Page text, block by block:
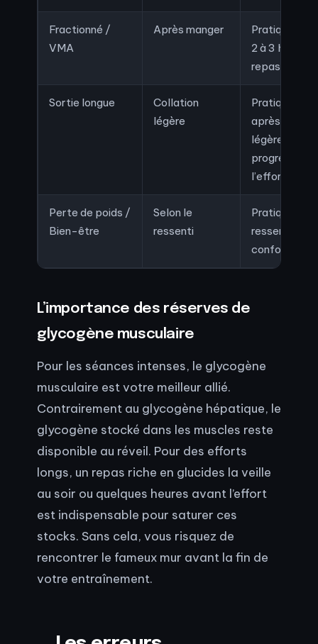
Fractionné /
VMA
Après manger
Pratique
2 à 3 heures
repas riche
Sortie longue
Collation
légère
Pratique
après une
légère avec
progressif
l’effort.
Perte de poids /
Bien-être
Selon le
ressenti
Pratique
ressenti
confort
L’importance des réserves de
glycogène musculaire
Pour les séances intenses, le glycogène
musculaire est votre meilleur allié.
Contrairement au glycogène hépatique, le
glycogène stocké dans les muscles reste
disponible au réveil. Pour des efforts
longs, un repas riche en glucides la veille
au soir ou quelques heures avant l’effort
est indispensable pour saturer ces
stocks. Sans cela, vous risquez de
rencontrer le fameux mur avant la fin de
votre entraînement.